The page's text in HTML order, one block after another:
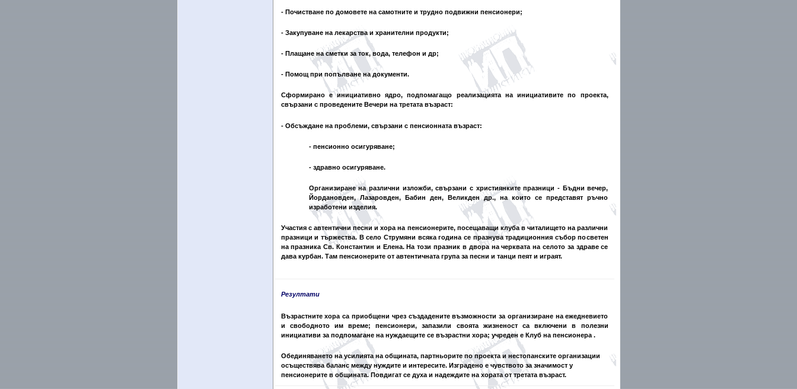
- Почистване по домовете на самотните и трудно подвижни пенсионери;
- Закупуване на лекарства и хранителни продукти;
- Плащане на сметки за ток, вода, телефон и др;
- Помощ при попълване на документи.
Сформирано е инициативно ядро, подпомагащо реализацията на инициативите по проекта,
свързани с проведените Вечери на третата възраст:
- Обсъждане на проблеми, свързани с пенсионната възраст:
- пенсионно осигуряване;
- здравно осигуряване.
Организиране на различни изложби, свързани с християнките празници - Бъдни вечер,
Йордановден, Лазаровден, Бабин ден, Великден др., на които се представят ръчно
изработени изделия.
Участия с автентични песни и хора на пенсионерите, посещаващи клуба в читалището на различни
празници и тържества. В село Струмяни всяка година се празнува традиционния събор посветен
на празника Св. Константин и Елена. На този празник в двора на черквата на селото за здраве се
дава курбан. Там пенсионерите от автентичната група за песни и танци пеят и играят.
Резултати
Възрастните хора са приобщени чрез създадените възможности за организиране на ежедневието
и свободното им време; пенсионери, запазили своята жизненост са включени в полезни
инициативи за подпомагане на нуждаещите се възрастни хора; учреден е Клуб на пенсионера .
Обединяването на усилията на общината, партньорите по проекта и нестопанските организации
осъществява баланс между нуждите и интересите. Изградено е чувството за значимост у
пенсионерите в общината. Повдигат се духа и надеждите на хората от третата възраст.